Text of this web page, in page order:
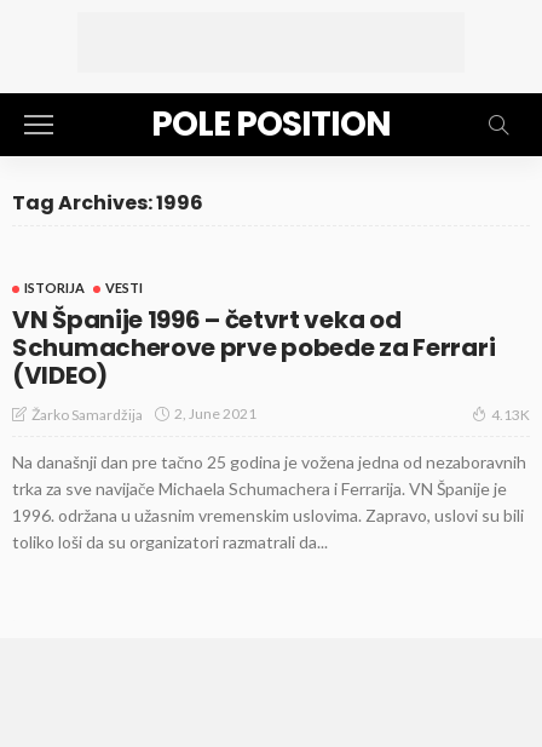
POLE POSITION
Tag Archives: 1996
ISTORIJA VESTI
VN Španije 1996 – četvrt veka od
Schumacherove prve pobede za Ferrari
(VIDEO)
Žarko Samardžija 2, June 2021 4.13K
Na današnji dan pre tačno 25 godina je vožena jedna od nezaboravnih
trka za sve navijače Michaela Schumachera i Ferrarija. VN Španije je
1996. održana u užasnim vremenskim uslovima. Zapravo, uslovi su bili
toliko loši da su organizatori razmatrali da...